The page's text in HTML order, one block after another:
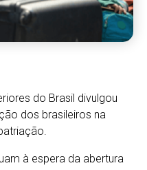
do Brasil divulgou
dos brasileiros na
à espera da abertura